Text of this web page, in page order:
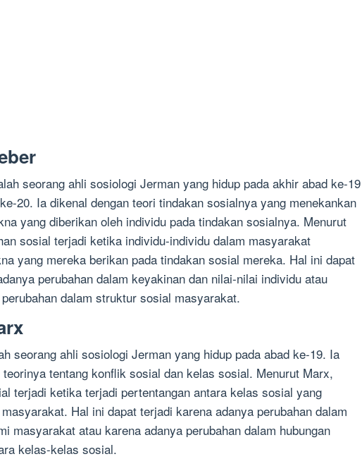
seorang ahli sosiologi Jerman yang hidup pada akhir abad ke-19
20. Ia dikenal dengan teori tindakan sosialnya yang menekankan
yang diberikan oleh individu pada tindakan sosialnya. Menurut
sosial terjadi ketika individu-individu dalam masyarakat
yang mereka berikan pada tindakan sosial mereka. Hal ini dapat
perubahan dalam keyakinan dan nilai-nilai individu atau
dalam struktur sosial masyarakat.
seorang ahli sosiologi Jerman yang hidup pada abad ke-19. Ia
teorinya tentang konflik sosial dan kelas sosial. Menurut Marx,
terjadi ketika terjadi pertentangan antara kelas sosial yang
Hal ini dapat terjadi karena adanya perubahan dalam
masyarakat atau karena adanya perubahan dalam hubungan
kelas-kelas sosial.